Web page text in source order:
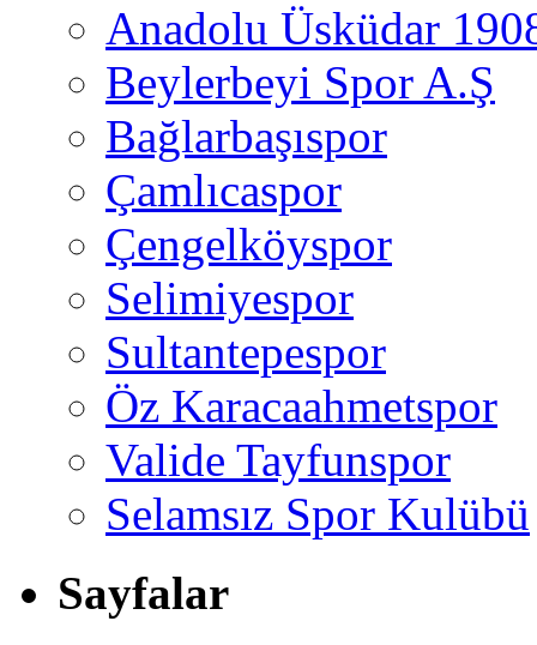
Anadolu Üsküdar
Beylerbeyi Spor A.Ş
Bağlarbaşıspor
Çamlıcaspor
Çengelköyspor
Selimiyespor
Sultantepespor
Öz Karacaahmetspor
Valide Tayfunspor
Selamsız Spor Kulübü
Sayfalar